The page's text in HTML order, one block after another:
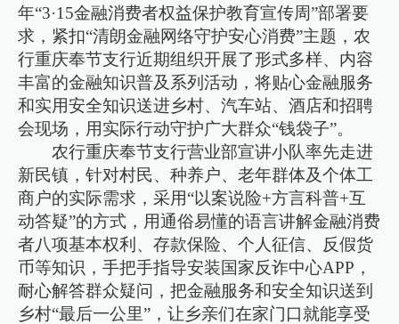
年“3·15金融消费者权益保护教育宣传周”部署要
求，紧扣“清朗金融网络守护安心消费”主题，农
行重庆奉节支行近期组织开展了形式多样、内容
丰富的金融知识普及系列活动，将贴心金融服务
和实用安全知识送进乡村、汽车站、酒店和招聘
会现场，用实际行动守护广大群众“钱袋子”。
农行重庆奉节支行营业部宣讲小队率先走进
新民镇，针对村民、种养户、老年群体及个体工
商户的实际需求，采用“以案说险+方言科普+互
动答疑”的方式，用通俗易懂的语言讲解金融消费
者八项基本权利、存款保险、个人征信、反假货
币等知识，手把手指导安装国家反诈中心APP，
耐心解答群众疑问，把金融服务和安全知识送到
乡村“最后一公里”，让乡亲们在家门口就能享受